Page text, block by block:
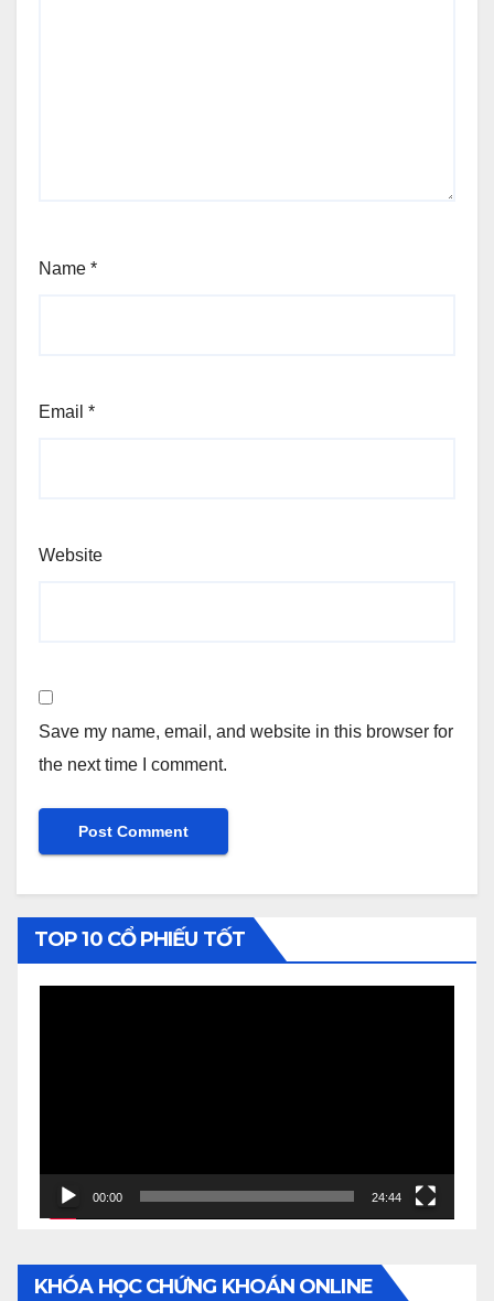
Name *
Email *
Website
Save my name, email, and website in this browser for
the next time I comment.
TOP 10 CỔ PHIẾU TỐT
00:00 24:44
KHÓA HỌC CHỨNG KHOÁN ONLINE